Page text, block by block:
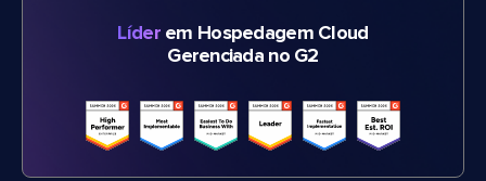
Líderem Hospedagem Cloud
Gerenciada no G2